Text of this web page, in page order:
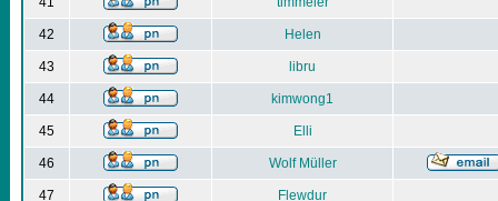
42 Helen
43 libru
44 kimwong1
45 Elli
46 Wolf Müller
47 Flewdur